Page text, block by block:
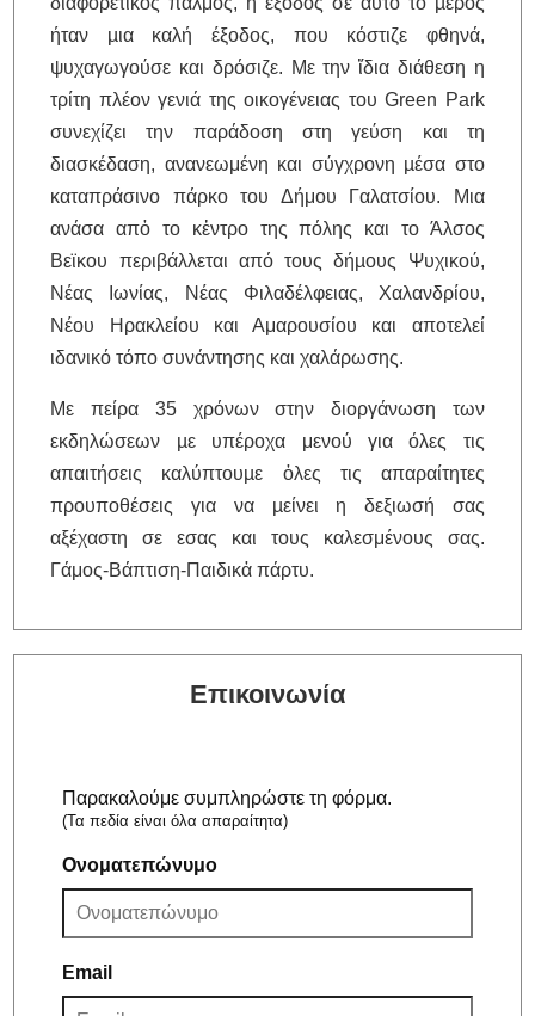
ήταν µια καλή έξοδος, που κόστιζε φθηνά,
ψυχαγωγούσε και δρόσιζε. Με την ἴδια διάθεση η
τρίτη πλέον γενιά της οικογένειας του Green Park
συνεχίζει την παράδοση στη γεύση και τη
διασκέδαση, ανανεωμένη και σύγχρονη µέσα στο
καταπράσινο πάρκο του Δήμου Γαλατσίου. Μια
ανάσα απὀ το κἐντρο της πόλης και το Άλσος
Βεϊκου περιβάλλεται από τους δήµους Ψυχικού,
Νέας Ιωνίας, Νέας Φιλαδέλφειας, Χαλανδρίου,
Νέου Ηρακλείου και Αμαρουσίου και αποτελεί
ιδανικό τόπο συνάντησης και χαλάρωσης.
Με πείρα 35 χρόνων στην διοργάνωση των
εκδηλώσεων µε υπέροχα μενού για όλες τις
απαιτήσεις καλύπτουµε ὀλες τις απαραίτητες
προυποθέσεις για να µείνει η δεξιωσή σας
αξέχαστη σε εσας και τους καλεσμένους σας.
Γάμος-Βάπτιση-Παιδικἀ πάρτυ.
Επικοινωνία
Παρακαλούμε συμπληρώστε τη φόρμα.
(Τα πεδία είναι όλα απαραίτητα)
Ονοματεπώνυμο
Email